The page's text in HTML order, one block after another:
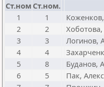
Ст.ном Ст.ном.
1
1
2
2
3
3 Логинов,
4
4
5
8 Буданов,
6
5 Пак,